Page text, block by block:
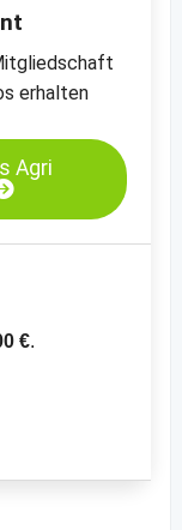
erhalten
Agri
€.